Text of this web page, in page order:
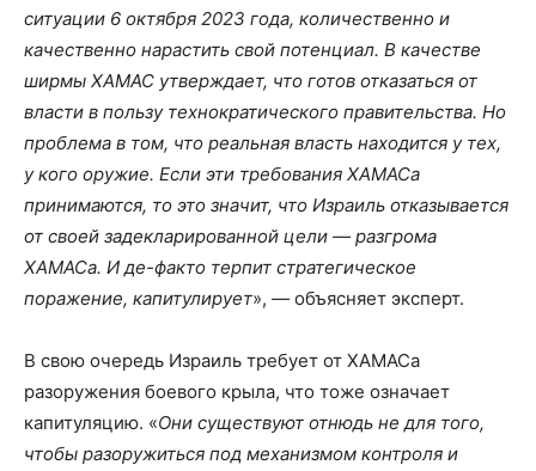
ситуации 6 октября 2023 года, количественно и
качественно нарастить свой потенциал. В качестве
ширмы ХАМАС утверждает, что готов отказаться от
власти в пользу технократического правительства. Но
проблема в том, что реальная власть находится у тех,
у кого оружие. Если эти требования ХАМАСа
принимаются, то это значит, что Израиль отказывается
от своей задекларированной цели — разгрома
ХАМАСа. И де-факто терпит стратегическое
поражение, капитулирует», — объясняет эксперт.
В свою очередь Израиль требует от ХАМАСа
разоружения боевого крыла, что тоже означает
капитуляцию. «Они существуют отнюдь не для того,
чтобы разоружиться под механизмом контроля и